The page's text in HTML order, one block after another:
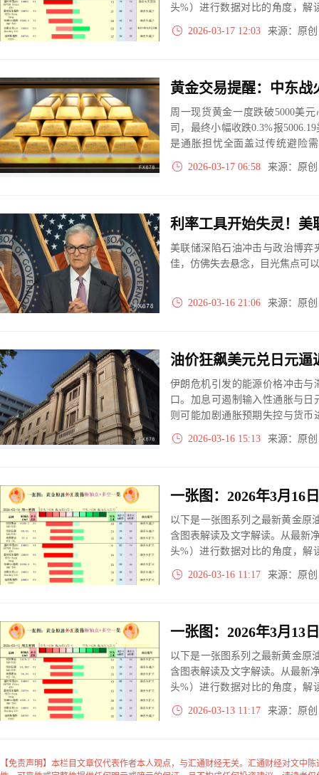
头%）进行数据对比的角度，解
大、净多头减小、净空头无变
实际数据对比结果对应展示其中
2026-03-17 12:03 来源：原
周一现货黄金一度跌破5000美
司，最终小幅收跌0.3%报
是通胀担忧全面盖过传统避险
落，但高油价引发的“滞胀幽灵”
生息资产的机会成本被大幅抬
2026-03-17 06:58 来源：原
利率工具开始失灵！美
美联储深陷石油冲击与政治博弈
佳，仿佛失去悬念，目光焦点可
2026-03-16 21:06 来源：原
伊朗危机引发的能源价格冲击与
口。加息可遏制输入性通胀与
则可能加剧通胀预期失控与货
向继续加息，但地缘政治不确
优先考量，都令本周议息会议几
2026-03-16 15:13 来源：原
以下是一张图系列之最新黄金原
含图表解读及文字解读。从最新
头%）进行数据对比的角度，解
大、净多头减小、净空头无变
实际数据对比结果对应展示其中
2026-03-16 11:17 来源：原
以下是一张图系列之最新黄金原
含图表解读及文字解读。从最新
头%）进行数据对比的角度，解
大、净多头减小、净空头无变
实际数据对比结果对应展示其中
2026-03-13 11:17 来源：原
【免责声明】本栏目文章仅代表作者本人观点，与汇通财经无关。汇通财经对文中